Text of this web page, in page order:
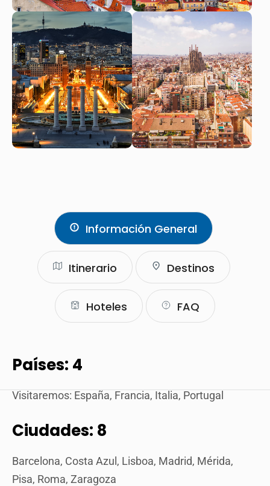
Información General
Itinerario Destinos
Hoteles FAQ
Países: 4
Visitaremos: España, Francia, Italia, Portugal
Ciudades: 8
Barcelona, Costa Azul, Lisboa, Madrid, Mérida,
Pisa, Roma, Zaragoza